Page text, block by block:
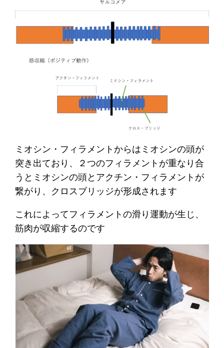
ミオシン・フィラメントからはミオシンの頭が
突き出ており、２つのフィラメントが重なり合
うとミオシンの頭とアクチン・フィラメントが
繋がり、クロスブリッジが形成されます
これによってフィラメントの滑り運動が生じ、
筋肉が収縮するのです